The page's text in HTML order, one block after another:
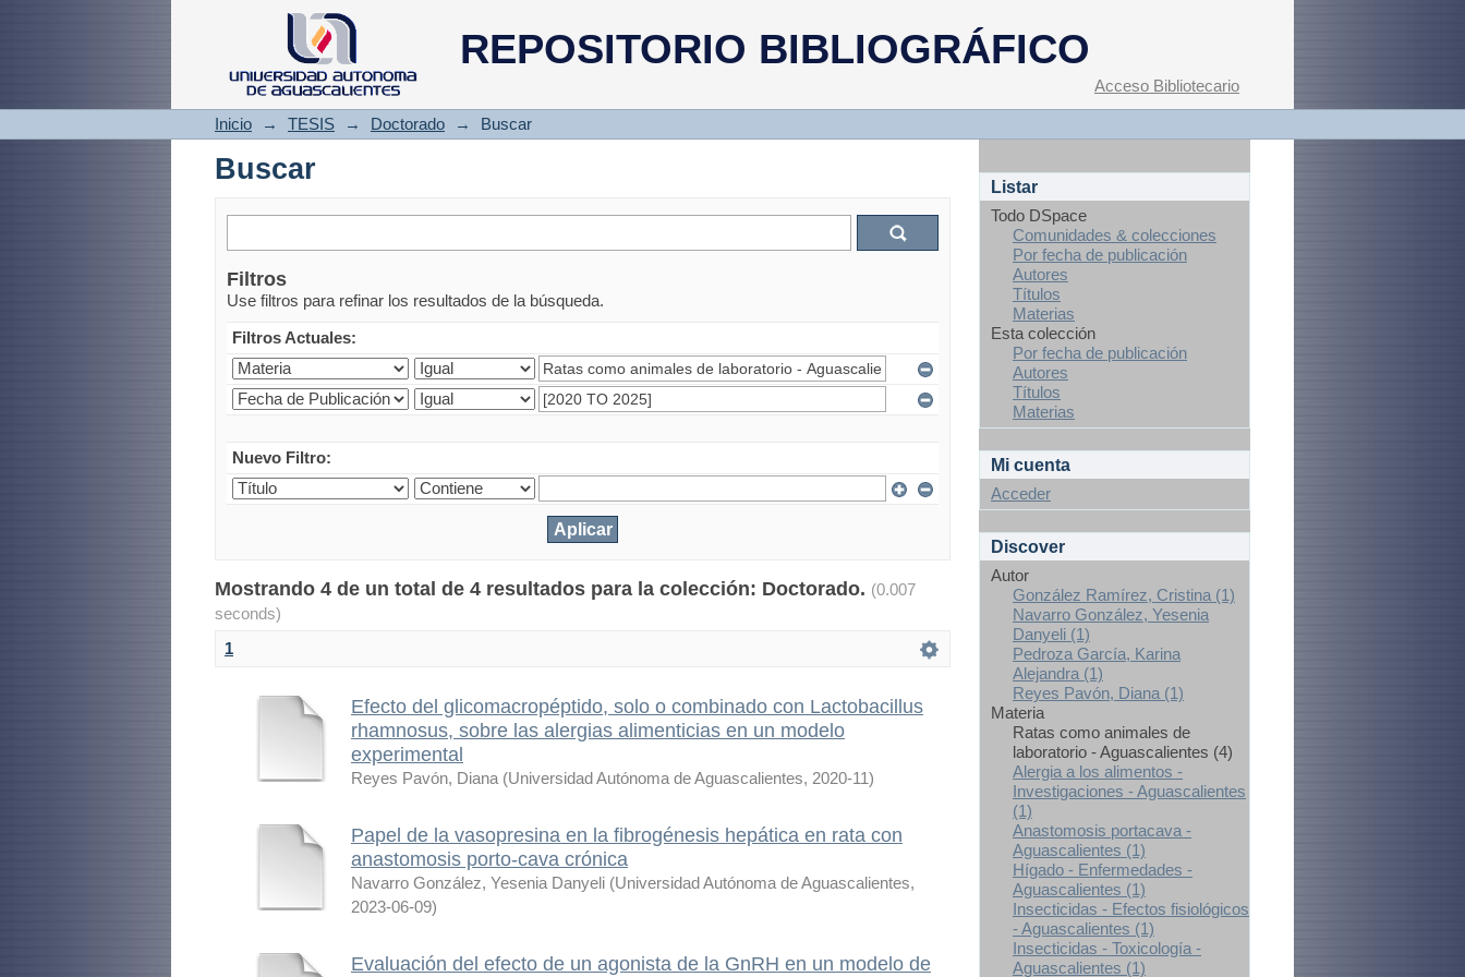
REPOSITORIO BIBLIOGRÁFICO
Buscar
Acceso Bibliotecario
Inicio → TESIS → Doctorado → Buscar
Buscar
Filtros
Use filtros para refinar los resultados de la búsqueda.
Filtros Actuales:
Nuevo Filtro:
Mostrando 4 de un total de 4 resultados para la colección: Doctorado. (0.007
seconds)
1
Efecto del glicomacropéptido, solo o combinado con Lactobacillus
rhamnosus, sobre las alergias alimenticias en un modelo
experimental
Reyes Pavón, Diana (Universidad Autónoma de Aguascalientes, 2020-11)
Papel de la vasopresina en la fibrogénesis hepática en rata con
anastomosis porto-cava crónica
Navarro González, Yesenia Danyeli (Universidad Autónoma de Aguascalientes,
2023-06-09)
Evaluación del efecto de un agonista de la GnRH en un modelo de
Listar
Todo DSpace
Comunidades & colecciones
Por fecha de publicación
Autores
Títulos
Materias
Esta colección
Por fecha de publicación
Autores
Títulos
Materias
Mi cuenta
Acceder
Discover
Autor
González Ramírez, Cristina (1)
Navarro González, Yesenia
Danyeli (1)
Pedroza García, Karina
Alejandra (1)
Reyes Pavón, Diana (1)
Materia
Ratas como animales de
laboratorio - Aguascalientes (4)
Alergia a los alimentos -
Investigaciones - Aguascalientes
(1)
Anastomosis portacava -
Aguascalientes (1)
Hígado - Enfermedades -
Aguascalientes (1)
Insecticidas - Efectos fisiológicos
- Aguascalientes (1)
Insecticidas - Toxicología -
Aguascalientes (1)